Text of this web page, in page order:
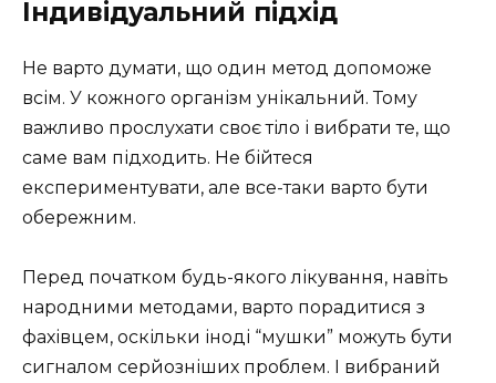
Індивідуальний підхід
Не варто думати, що один метод допоможе
всім. У кожного організм унікальний. Тому
важливо прослухати своє тіло і вибрати те, що
саме вам підходить. Не бійтеся
експериментувати, але все-таки варто бути
обережним.
Перед початком будь-якого лікування, навіть
народними методами, варто порадитися з
фахівцем, оскільки іноді “мушки” можуть бути
сигналом серйозніших проблем. І вибраний